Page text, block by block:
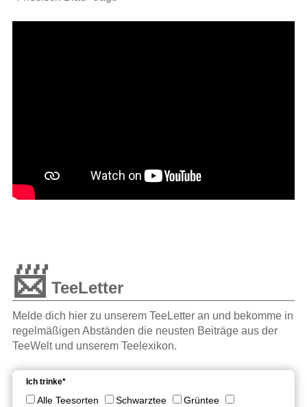
📨 TeeLetter
Melde dich hier zu unserem TeeLetter an und bekomme in
regelmäßigen Abständen die neusten Beiträge aus der
TeeWelt und unserem Teelexikon.
Ich trinke*
Alle Teesorten Schwarztee
Grüntee